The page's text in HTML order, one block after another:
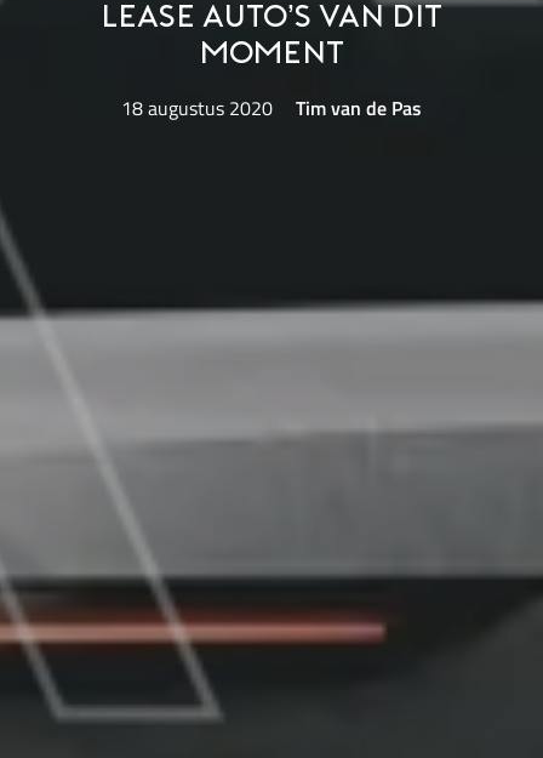
lease auto’s van dit
moment
18 augustus 2020 Tim van de Pas